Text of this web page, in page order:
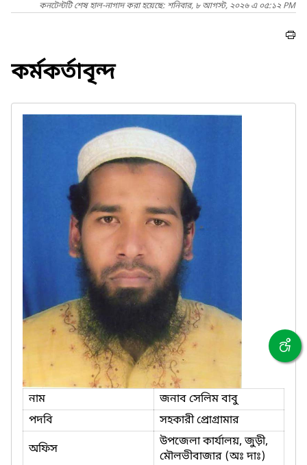
কনটেন্টটি শেষ হাল-নাগাদ করা হয়েছে: শনিবার, ৮ আগস্ট, ২০২৬ এ ০৫:১২ PM
কর্মকর্তাবৃন্দ
নাম
জনাব সেলিম বাবু
পদবি
সহকারী প্রোগ্রামার
অফিস
উপজেলা কার্যালয়, জুড়ী,
মৌলভীবাজার (অঃ দাঃ)